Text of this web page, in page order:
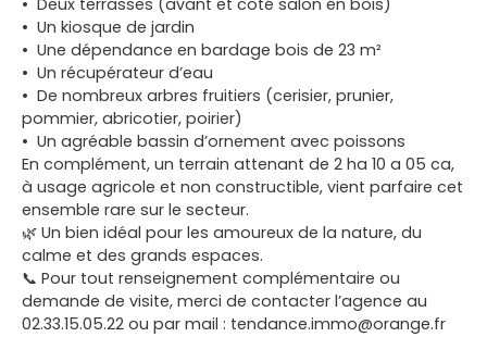
Deux terrasses (avant et côté salon en bois)
Un kiosque de jardin
Une dépendance en bardage bois de 23 m²
Un récupérateur d’eau
De nombreux arbres fruitiers (cerisier, prunier,
pommier, abricotier, poirier)
Un agréable bassin d’ornement avec poissons
En complément, un terrain attenant de 2 ha 10 a 05 ca,
à usage agricole et non constructible, vient parfaire cet
ensemble rare sur le secteur.
🌿 Un bien idéal pour les amoureux de la nature, du
calme et des grands espaces.
📞 Pour tout renseignement complémentaire ou
demande de visite, merci de contacter l’agence au
02.33.15.05.22 ou par mail : tendance.immo@orange.fr